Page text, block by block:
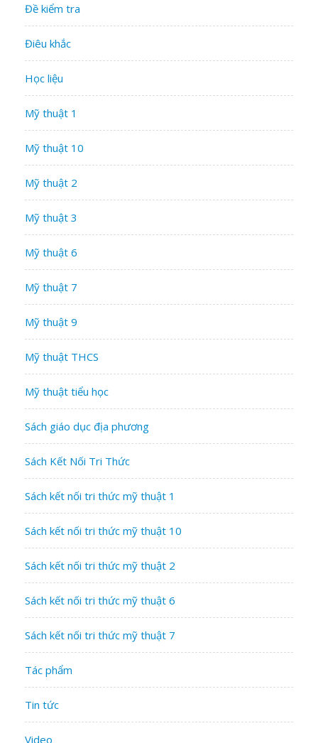
Đề kiểm tra
Điêu khắc
Học liệu
Mỹ thuật 1
Mỹ thuật 10
Mỹ thuật 2
Mỹ thuật 3
Mỹ thuật 6
Mỹ thuật 7
Mỹ thuật 9
Mỹ thuật THCS
Mỹ thuật tiểu học
Sách giáo dục địa phương
Sách Kết Nối Tri Thức
Sách kết nối tri thức mỹ thuật 1
Sách kết nối tri thức mỹ thuật 10
Sách kết nối tri thức mỹ thuật 2
Sách kết nối tri thức mỹ thuật 6
Sách kết nối tri thức mỹ thuật 7
Tác phẩm
Tin tức
Video